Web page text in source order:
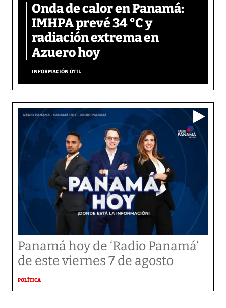
Onda de calor en Panamá:
IMHPA prevé 34 °C y
radiación extrema en
Azuero hoy
INFORMACIÓN ÚTIL
Panamá hoy de ‘Radio Panamá’
de este viernes 7 de agosto
POLÍTICA